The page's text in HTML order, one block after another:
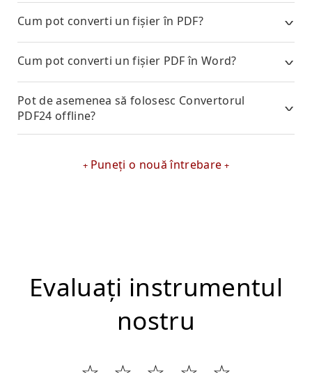
Cum pot converti un fișier în PDF?
Cum pot converti un fișier PDF în Word?
Pot de asemenea să folosesc Convertorul
PDF24 offline?
Puneți o nouă întrebare
Evaluați instrumentul
nostru